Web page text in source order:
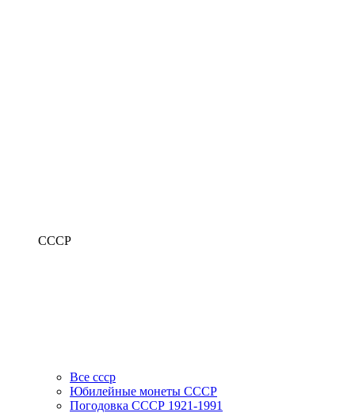
СССР
Все ссср
Юбилейные монеты СССР
Погодовка СССР 1921-1991